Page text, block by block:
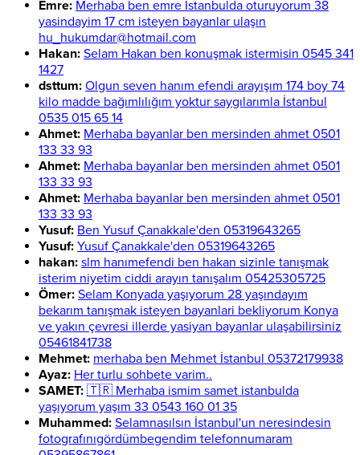
Emre: Merhaba ben emre İstanbulda oturuyorum 38
yasindayim 17 cm isteyen bayanlar ulaşın
hu_hukumdar@hotmail.com
Hakan: Selam Hakan ben konuşmak istermisin 0545 341
1427
dsttum: Olgun seven hanım efendi arayışım 174 boy 74
kilo madde bağımlılığım yoktur saygılarımla İstanbul
0535 015 65 14
Ahmet: Merhaba bayanlar ben mersinden ahmet 0501
133 33 93
Ahmet: Merhaba bayanlar ben mersinden ahmet 0501
133 33 93
Ahmet: Merhaba bayanlar ben mersinden ahmet 0501
133 33 93
Yusuf: Ben Yusuf Çanakkale'den 05319643265
Yusuf: Yusuf Çanakkale'den 05319643265
hakan: slm hanımefendi ben hakan sizinle tanışmak
isterim niyetim ciddi arayın tanışalım 05425305725
Ömer: Selam Konyada yaşıyorum 28 yaşındayım
bekarım tanışmak isteyen bayanlari bekliyorum Konya
ve yakın çevresi illerde yasiyan bayanlar ulaşabilirsiniz
05461841738
Mehmet: merhaba ben Mehmet İstanbul 05372179938
Ayaz: Her turlu sohbete varim..
SAMET: 🇹🇷 Merhaba ismim samet istanbulda
yaşıyorum yaşım 33 0543 160 01 35
Muhammed: Selamnasılsın İstanbul'un neresindesin
fotografınıgördümbegendim telefonnumaram